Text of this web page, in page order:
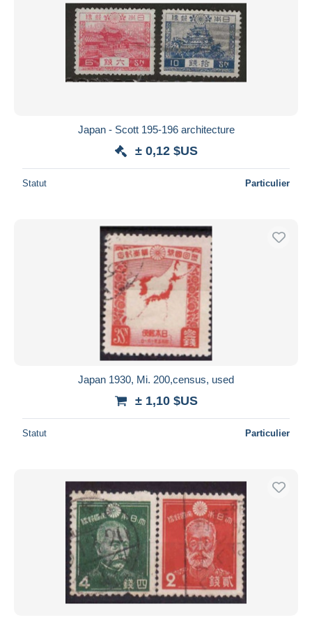
Japan - Scott 195-196 architecture
± 0,12 $US
Statut Particulier
Japan 1930, Mi. 200,census, used
± 1,10 $US
Statut Particulier